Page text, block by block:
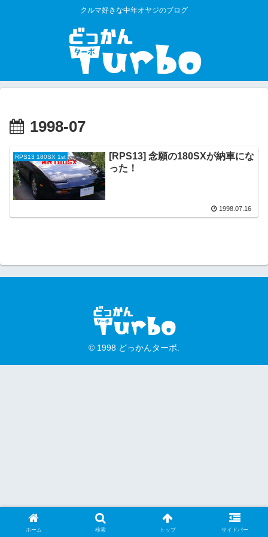
クルマ好きな中年オヤジのブログ
1998-07
RPS13 180SX 1st
[RPS13] 念願の180SXが納車にな
った！
1998.07.16
© 1998 どっかんターボ.
ホーム 検索 トップ サイドバー